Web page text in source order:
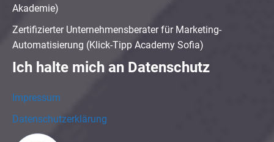
Akademie)
Zertifizierter Unternehmensberater für Marketing-
Automatisierung (Klick-Tipp Academy Sofia)
Ich halte mich an Datenschutz
Impressum
Datenschutzerklärung